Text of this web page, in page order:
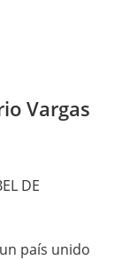
Vargas
DE
país unido